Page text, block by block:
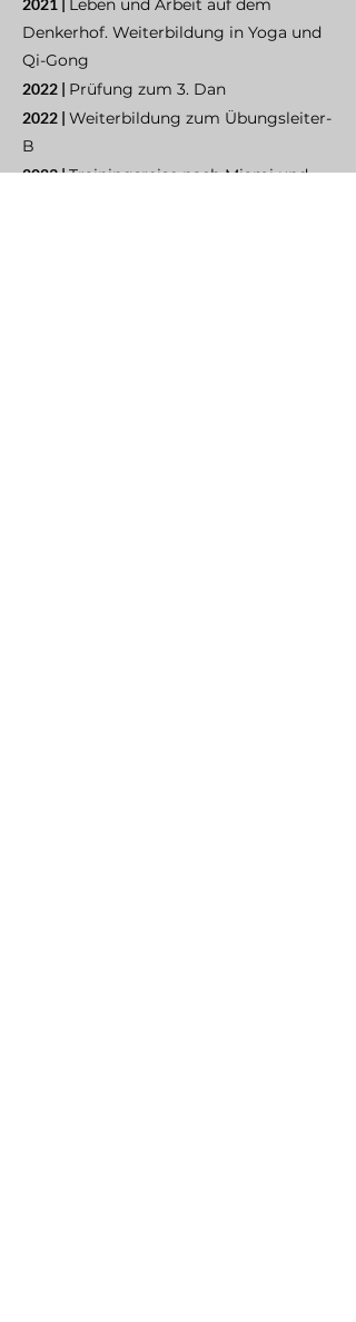
2021 | Leben und Arbeit auf dem
Denkerhof. Weiterbildung in Yoga und
Qi-Gong
2022 | Prüfung zum 3. Dan
2022 | Weiterbildung zum Übungsleiter-
B
2023 |Trainingsreise nach Miami und